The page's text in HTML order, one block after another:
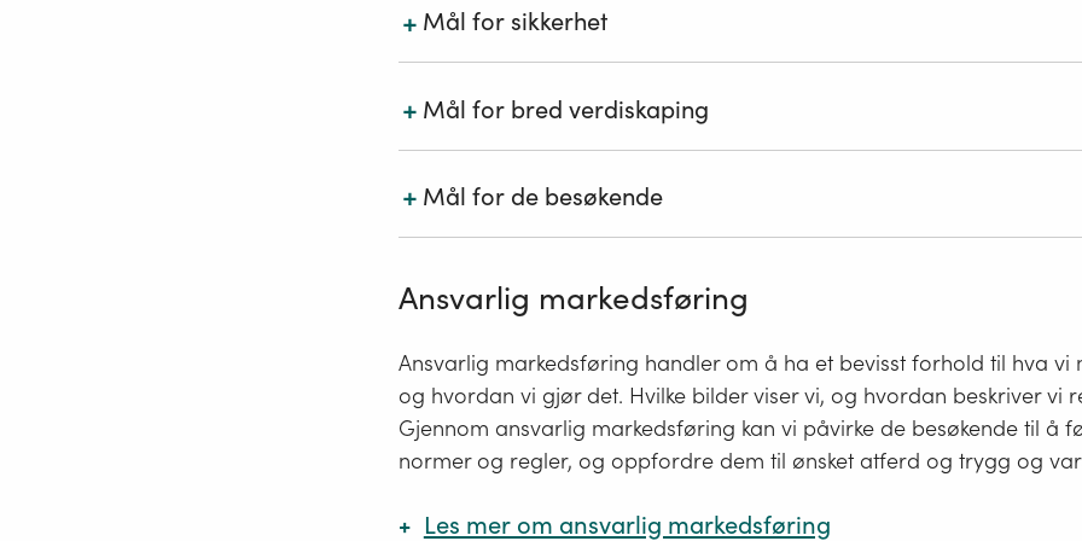
fremtiden vil framstå som autentisk og intakt
sørge for god informasjon og tilrettelegging for å unngå
+ Mål for sikkerhet
med god informasjon, vann, nok mat og klær mm)
+ Mål for bred verdiskaping
Målene kan være delt opp i sosial og kulturell verdiskaping og
verdiskaping:
bidra til økt stolthet lokalt over egne natur- og kulturverdier
legge til rette for at de besøkende bidrar til mer økonomisk
+ Mål for de besøkende
langsiktig positivt omdømme
økt gjestetilfredshet
færre unødvendige redningsaksjoner
Ansvarlig markedsføring
Ansvarlig markedsføring handler om å ha et bevisst forhold til hva vi
og hvordan vi gjør det. Hvilke bilder viser vi, og hvordan beskriver vi
Gjennom ansvarlig markedsføring kan vi påvirke de besøkende til å
normer og regler, og oppfordre dem til ønsket atferd og trygg og
Les mer om ansvarlig markedsføring